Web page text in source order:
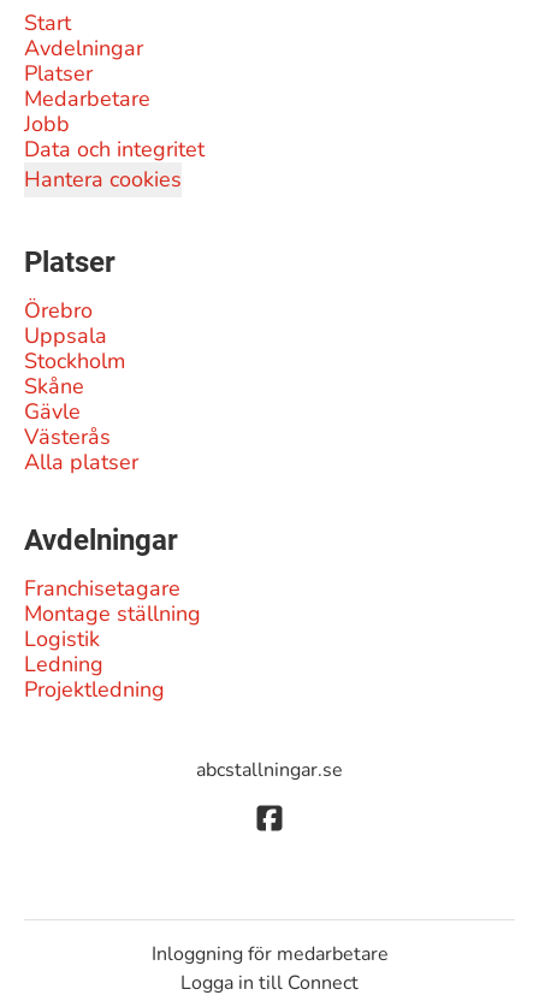
Start
Avdelningar
Platser
Medarbetare
Jobb
Data och integritet
Hantera cookies
Platser
Örebro
Uppsala
Stockholm
Skåne
Gävle
Västerås
Alla platser
Avdelningar
Franchisetagare
Montage ställning
Logistik
Ledning
Projektledning
abcstallningar.se
Inloggning för medarbetare
Logga in till Connect